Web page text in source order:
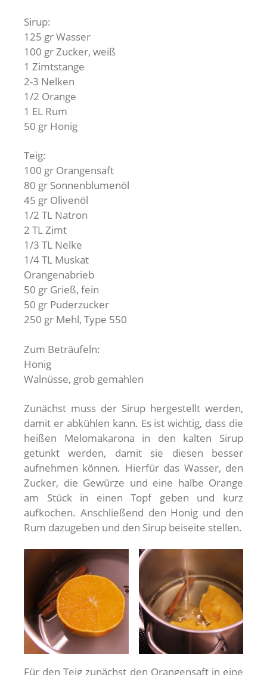
Sirup:
125 gr Wasser
100 gr Zucker, weiß
1 Zimtstange
2-3 Nelken
1/2 Orange
1 EL Rum
50 gr Honig
Teig:
100 gr Orangensaft
80 gr Sonnenblumenöl
45 gr Olivenöl
1/2 TL Natron
2 TL Zimt
1/3 TL Nelke
1/4 TL Muskat
Orangenabrieb
50 gr Grieß, fein
50 gr Puderzucker
250 gr Mehl, Type 550
Zum Beträufeln:
Honig
Walnüsse, grob gemahlen
Zunächst muss der Sirup hergestellt werden,
damit er abkühlen kann. Es ist wichtig, dass die
heißen Melomakarona in den kalten Sirup
getunkt werden, damit sie diesen besser
aufnehmen können. Hierfür das Wasser, den
Zucker, die Gewürze und eine halbe Orange
am Stück in einen Topf geben und kurz
aufkochen. Anschließend den Honig und den
Rum dazugeben und den Sirup beiseite stellen.
Für den Teig zunächst den Orangensaft in eine